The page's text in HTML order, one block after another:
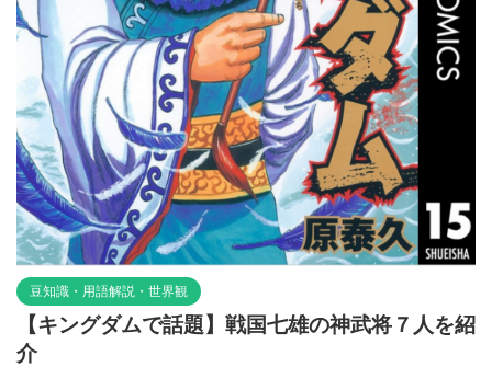
豆知識・用語解説・世界観
【キングダムで話題】戦国七雄の神武将７人を紹
介